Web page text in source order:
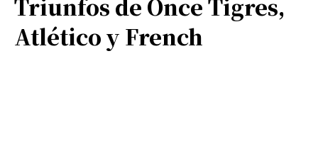
Atlético y French